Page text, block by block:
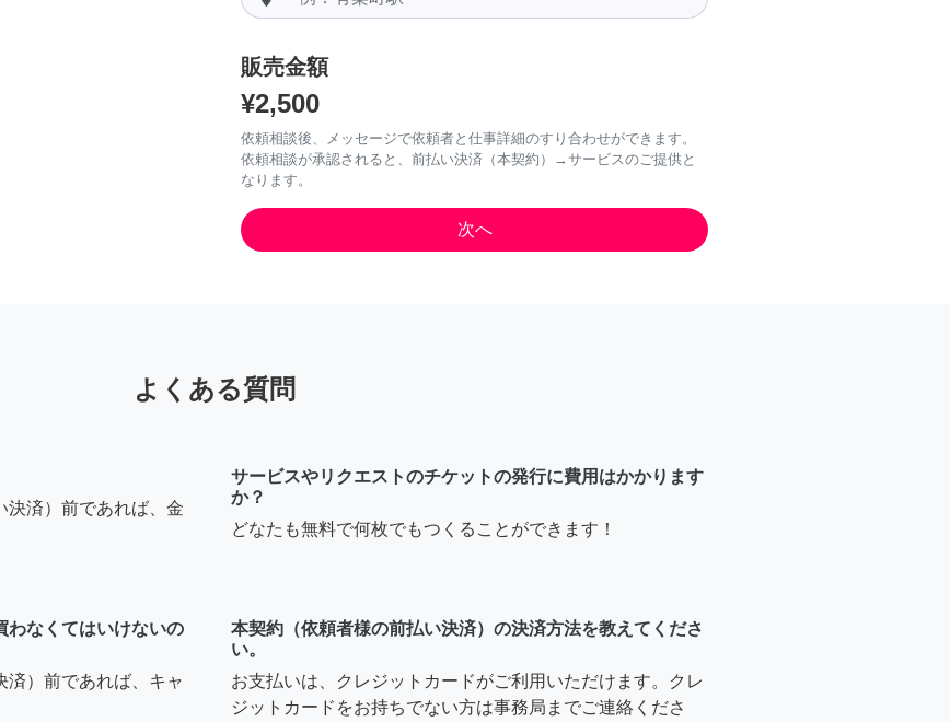
販売金額
¥2,500
依頼相談後、メッセージで依頼者と仕事詳細のすり合わせができます。
依頼相談が承認されると、前払い決済（本契約）→サービスのご提供と
なります。
よくある質問
決済）前であれば、金
サービスやリクエストのチケットの発行に費用はかかります
か？
どなたも無料で何枚でもつくることができます！
わなくてはいけないの
済）前であれば、キャ
本契約（依頼者様の前払い決済）の決済方法を教えてくださ
い。
お支払いは、クレジットカードがご利用いただけます。クレ
ジットカードをお持ちでない方は事務局までご連絡くださ